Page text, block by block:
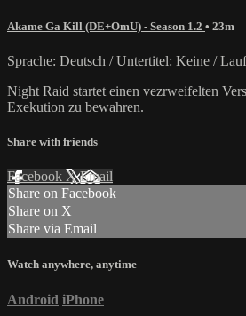
Akame Ga Kill (DE+OmU) - Season 1.2 • 23m
Sprache: Deutsch / Untertitel: Keine /
Night Raid startet einen vezrweifelten
Exekution zu bewahren.
Share with friends
Facebook XEmail
Share on Facebook
Share on X
Share via Email
Watch anywhere, anytime
Android iPhone